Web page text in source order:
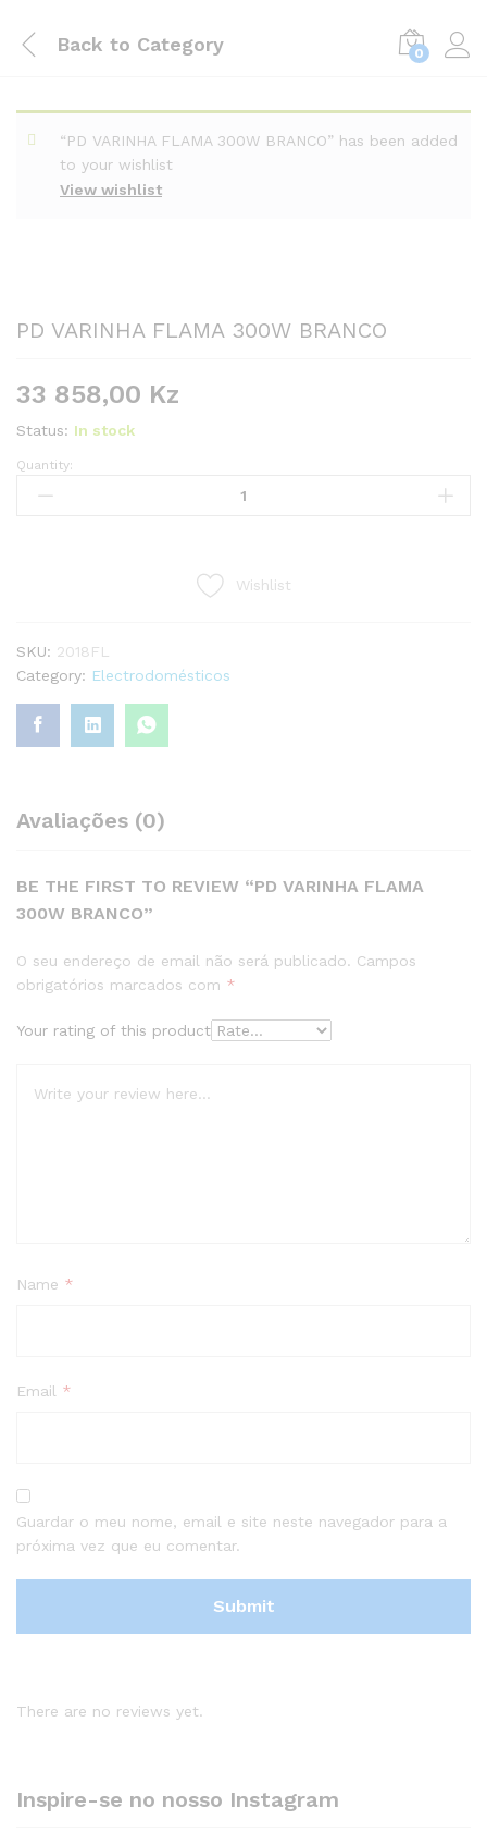
Back to Category 0
View wishlist
“PD VARINHA FLAMA 300W BRANCO” has been added
to your wishlist
PD VARINHA FLAMA 300W BRANCO
33 858,00 Kz
Status: In stock
PD
VARINHA
Quantity:
Wishlist
SKU: 2018FL
Category: Electrodomésticos
Avaliações (0)
BE THE FIRST TO REVIEW “PD VARINHA FLAMA
300W BRANCO”
O seu endereço de email não será publicado. Campos
obrigatórios marcados com *
Your rating of this product
Name *
Email *
Guardar o meu nome, email e site neste navegador para a
próxima vez que eu comentar.
There are no reviews yet.
Inspire-se no nosso Instagram